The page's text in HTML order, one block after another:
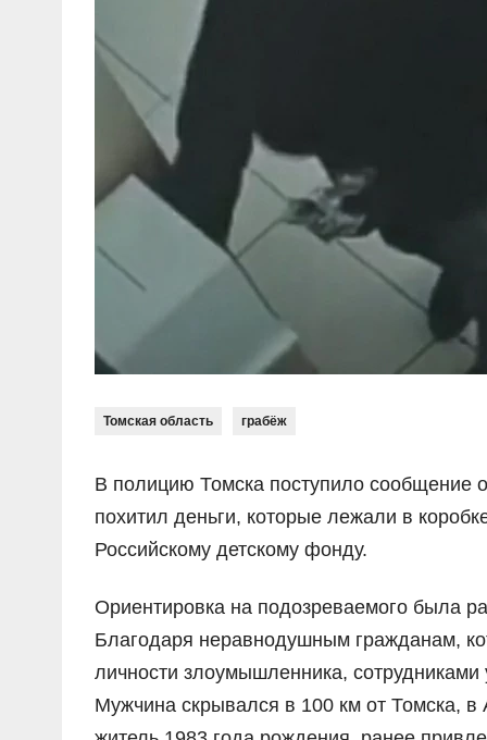
Томская область грабёж
В полицию Томска поступило сообщение
похитил деньги, которые лежали в
Российскому детскому фонду.
Ориентировка на подозреваемого была
Благодаря неравнодушным гражданам,
личности злоумышленника,
Мужчина скрывался в 100 км от Томска,